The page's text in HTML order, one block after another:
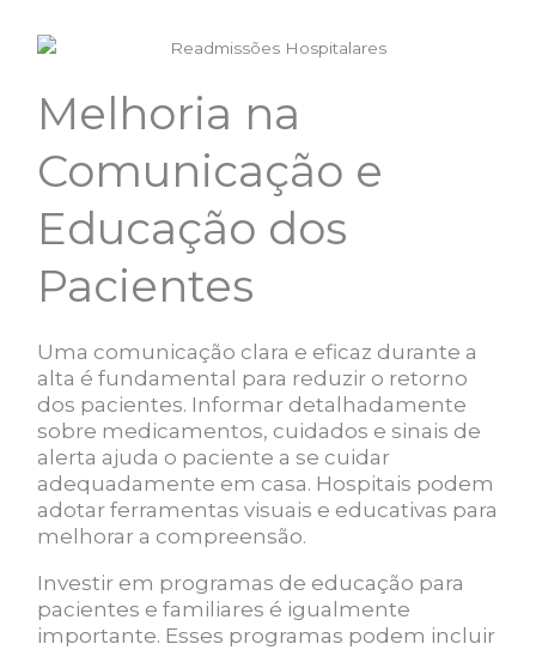
Melhoria na
Comunicação e
Educação dos
Pacientes
Uma comunicação clara e eficaz durante a
alta é fundamental para reduzir o retorno
dos pacientes. Informar detalhadamente
sobre medicamentos, cuidados e sinais de
alerta ajuda o paciente a se cuidar
adequadamente em casa. Hospitais podem
adotar ferramentas visuais e educativas para
melhorar a compreensão.
Investir em programas de educação para
pacientes e familiares é igualmente
importante. Esses programas podem incluir